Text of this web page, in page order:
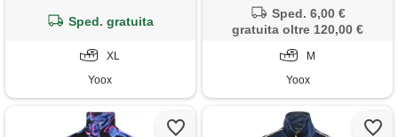
Sped. gratuita
XL
Yoox
Sped. 6,00 €
gratuita oltre 120,00 €
M
Yoox